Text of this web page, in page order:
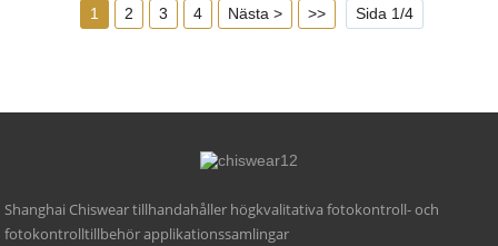
1 2 3 4 Nästa > >> Sida 1/4
Shanghai Chiswear tillhandahåller högkvalitativa fotokontroll- och
fotokontrolltillbehör applikationssamlingar